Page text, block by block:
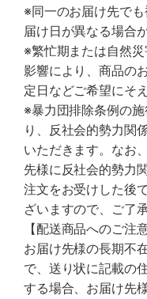
※同一のお届け先で
届け日が異なる場合
※繁忙期または自然
影響により、商品の
定日などご希望にそ
※暴力団排除条例の
り、反社会的勢力関
いただきます。なお
先様に反社会的勢力
注文をお受けした後
ざいますので、ご了
【配送商品へのご注
お届け先様の長期不
で、送り状に記載の
する場合、お届け先